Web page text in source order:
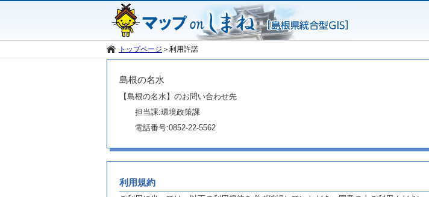
トップページ ＞ 利用許諾
島根の名水
【島根の名水】のお問い合わせ先
担当課:環境政策課
電話番号:0852-22-5562
利用規約